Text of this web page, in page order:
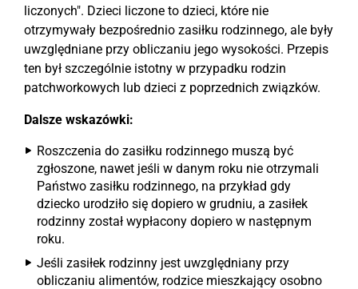
liczonych". Dzieci liczone to dzieci, które nie
otrzymywały bezpośrednio zasiłku rodzinnego, ale były
uwzględniane przy obliczaniu jego wysokości. Przepis
ten był szczególnie istotny w przypadku rodzin
patchworkowych lub dzieci z poprzednich związków.
Dalsze wskazówki:
Roszczenia do zasiłku rodzinnego muszą być
zgłoszone, nawet jeśli w danym roku nie otrzymali
Państwo zasiłku rodzinnego, na przykład gdy
dziecko urodziło się dopiero w grudniu, a zasiłek
rodzinny został wypłacony dopiero w następnym
roku.
Jeśli zasiłek rodzinny jest uwzględniany przy
obliczaniu alimentów, rodzice mieszkający osobno